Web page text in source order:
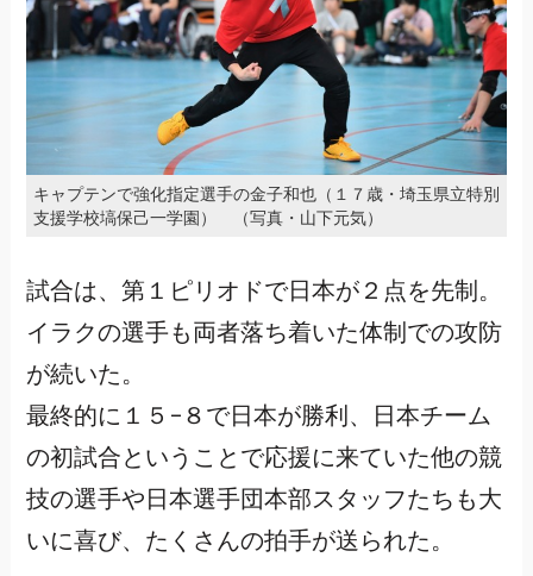
キャプテンで強化指定選手の金子和也（１７歳・埼玉県立特別
支援学校塙保己一学園） （写真・山下元気）
試合は、第１ピリオドで日本が２点を先制。
イラクの選手も両者落ち着いた体制での攻防
が続いた。
最終的に１５−８で日本が勝利、日本チーム
の初試合ということで応援に来ていた他の競
技の選手や日本選手団本部スタッフたちも大
いに喜び、たくさんの拍手が送られた。